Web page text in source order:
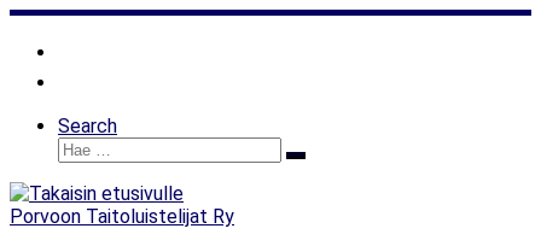
Skip
Search
Hae
Hae
Porvoon Taitoluistelijat Ry